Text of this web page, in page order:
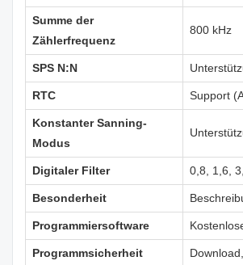
Summe der
Zählerfrequenz
800 kHz
SPS N:N
RTC Support
Konstanter Sanning-
Modus
Digitaler Filter 0,8, 1,6,
Besonderheit
Programmiersoftware
Programmsicherheit